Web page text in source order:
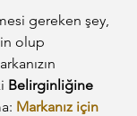
gereken şey,
olup
Belirginliğine
Markanız için